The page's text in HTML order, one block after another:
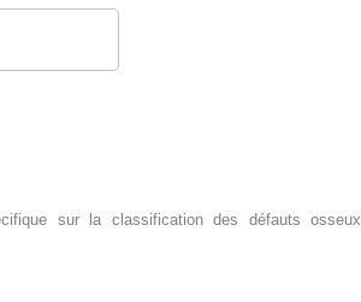
sur la classification des défauts osseux